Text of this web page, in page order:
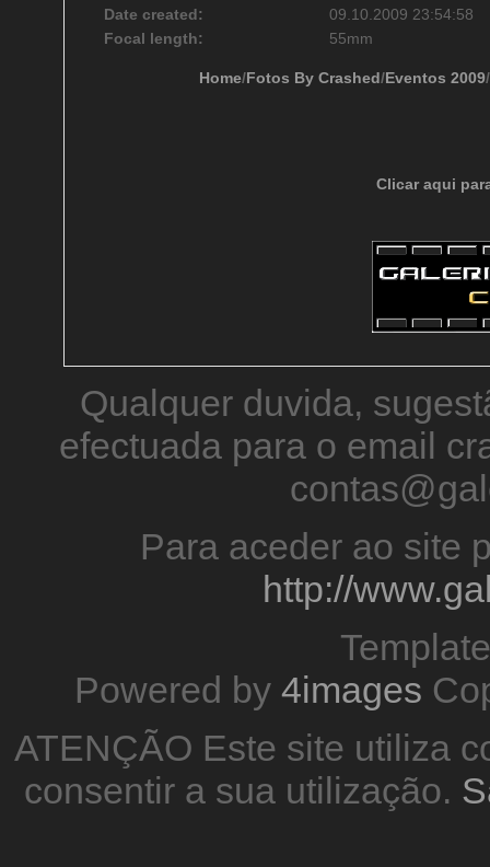
Date created:
09.10.2009 23:54:58
Focal length:
55mm
Home/Fotos By Crashed/Eventos 2009/
Clicar aqui
Qualquer duvida,
efectuada para o email
Para aceder ao site
http://
Powered by 4images
ATENÇÃO Este site utiliza
consentir a sua utilização.